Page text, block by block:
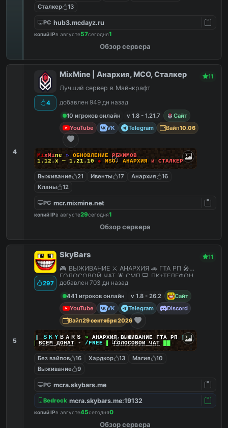
Сталкер
13
PC hub3.mcdayz.ru
копий IPв августе57сегодня1
Обзор сервера
4
4
MixMine | Анархия, МСО, Сталкер 11
Лучший сервер в Майнкрафт
добавлен 949 дн назад
10 игроков онлайн
v 1.8 - 1.21.7
Сайт
YouTube
VK Telegram Вайп10.06
MixMine » ОБНОВЛЕНИЕ РЕЖИМОВ
1.12.x — 1.21.10
● MSO, АНАРХИЯ и СТАЛКЕР
Выживание 21 Ивенты 17 Анархия
16
Кланы
12
PC mcr.mixmine.net
копий IPв августе29сегодня1
Обзор сервера
5
297
SkyBars 11
🎮 ВЫЖИВАНИЕ ⚔️ АНАРХИЯ 🚗 ГТА РП 🎤
ГОЛОСОВОЙ ЧАТ 🌟 СМП 💻 ПК+ТЕЛЕФОН
добавлен 703 дн назад
441 игроков онлайн
v 1.8 - 26.2
Сайт
YouTube
VK Telegram
Discord
Вайп29 сентября 2026
ＳＫＹ ＢＡＲＳ » АНАРХИЯ ВЫЖИВАНИЕ ГТА РП |||
ВСЕМ ДОНАТ- /FREE ▌ГОЛОСОВОЙ ЧАТ
Без вайпов 16 Хардкор 13 Магия
10
Выживание
9
PC mcra.skybars.me
Bedrock mcra.skybars.me:19132
копий IPв августе45сегодня0
Обзор сервера